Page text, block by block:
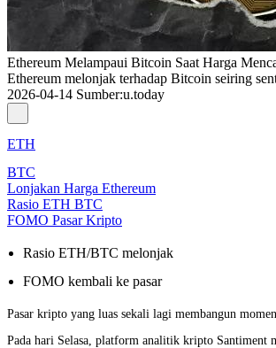
Ethereum Melampaui Bitcoin Saat Harga
Ethereum melonjak terhadap Bitcoin seiring
2026-04-14 Sumber:u.today
ETH
BTC
Lonjakan Harga Ethereum
Rasio ETH BTC
FOMO Pasar Kripto
Rasio ETH/BTC melonjak
FOMO kembali ke pasar
Pasar kripto yang luas sekali lagi membangun
Pada hari Selasa, platform analitik kripto Santiment